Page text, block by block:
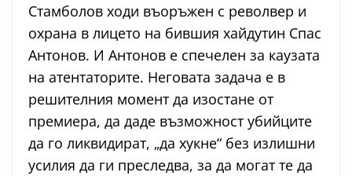
Стамболов ходи въоръжен с револвер и
охрана в лицето на бившия хайдутин Спас
Антонов. И Антонов е спечелен за каузата
на атентаторите. Неговата задача е в
решителния момент да изостане от
премиера, да даде възможност убийците
да го ликвидират, „да хукне“ без излишни
усилия да ги преследва, за да могат те да